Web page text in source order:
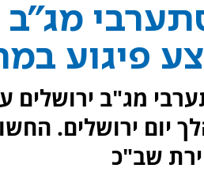
מג"ב
פיגוע
מג"ב ירושלים
יום ירושלים.
שב"כ